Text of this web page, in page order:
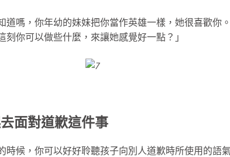
道嗎，你年幼的妹妹把你當作英雄一樣，她很喜歡你
你可以做些什麼，來讓她感覺好一點？」
面對道歉這件事
時候，你可以好好聆聽孩子向別人道歉時所使用的語